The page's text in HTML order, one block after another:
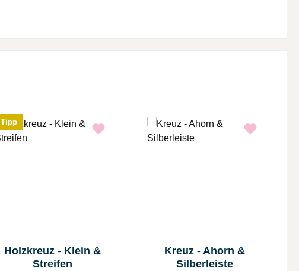
Tipp
Holzkreuz - Klein &
Streifen
Kreuz - Ahorn &
Silberleiste